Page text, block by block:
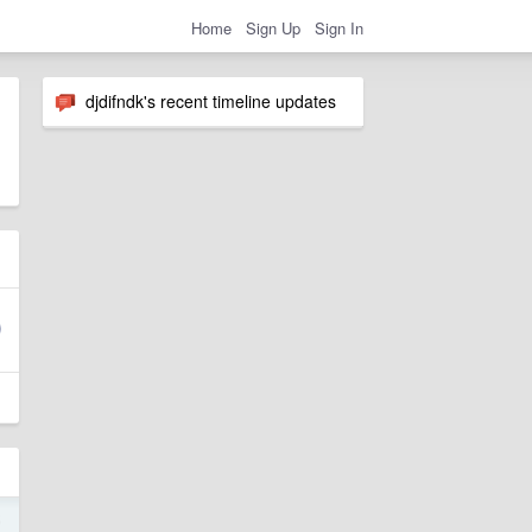
Home Sign Up Sign In
djdifndk's recent timeline updates